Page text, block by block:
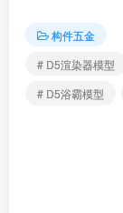
构件五金
# D5渲染器模型
# D5浴霸模型